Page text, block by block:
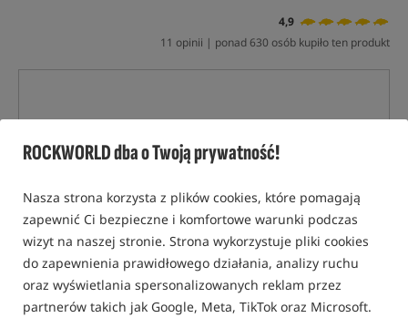
ROCKWORLD dba o Twoją prywatność!
Nasza strona korzysta z plików cookies, które pomagają
zapewnić Ci bezpieczne i komfortowe warunki podczas
wizyt na naszej stronie. Strona wykorzystuje pliki cookies
do zapewnienia prawidłowego działania, analizy ruchu
oraz wyświetlania spersonalizowanych reklam przez
partnerów takich jak Google, Meta, TikTok oraz Microsoft.
4,9
11 opinii | ponad 630 osób kupiło ten produkt